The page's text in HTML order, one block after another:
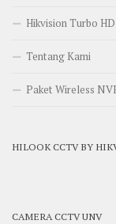
Hikvision Turbo
Tentang Kami
Paket Wireless
HILOOK CCTV BY
CAMERA CCTV UNV